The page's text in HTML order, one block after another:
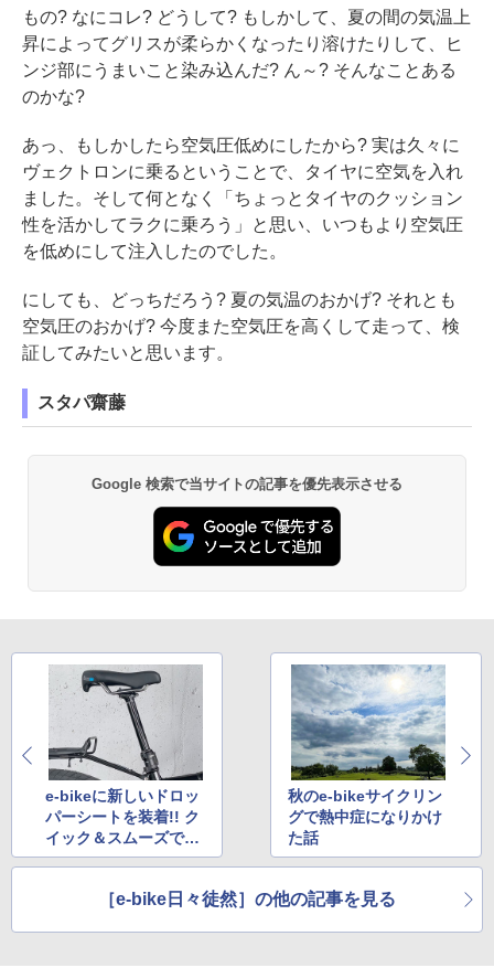
もの? なにコレ? どうして? もしかして、夏の間の気温上
昇によってグリスが柔らかくなったり溶けたりして、ヒ
ンジ部にうまいこと染み込んだ? ん～? そんなことある
のかな?
あっ、もしかしたら空気圧低めにしたから? 実は久々に
ヴェクトロンに乗るということで、タイヤに空気を入れ
ました。そして何となく「ちょっとタイヤのクッション
性を活かしてラクに乗ろう」と思い、いつもより空気圧
を低めにして注入したのでした。
にしても、どっちだろう? 夏の気温のおかげ? それとも
空気圧のおかげ? 今度また空気圧を高くして走って、検
証してみたいと思います。
スタパ齋藤
Google 検索で当サイトの記事を優先表示させる
e-bikeに新しいドロッ
パーシートを装着!! ク
イック＆スムーズでま
ずまず満足
秋のe-bikeサイクリン
グで熱中症になりかけ
た話
［e-bike日々徒然］の他の記事を見る